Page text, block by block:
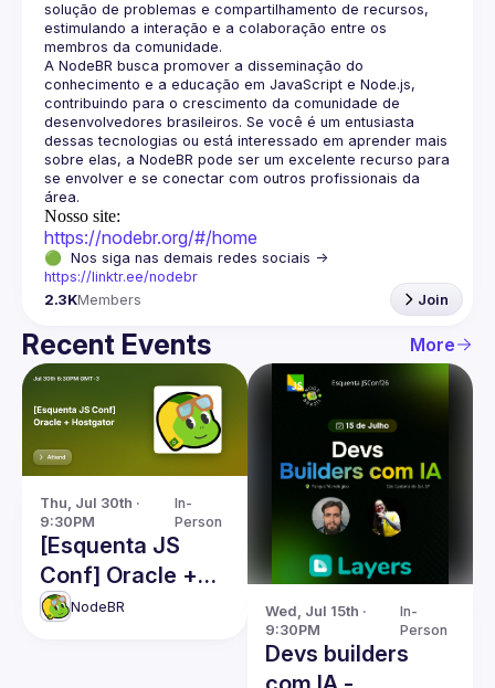
solução de problemas e compartilhamento de recursos,
estimulando a interação e a colaboração entre os
A NodeBR busca promover a disseminação do
conhecimento e a educação em JavaScript e Node.js,
contribuindo para o crescimento da comunidade de
desenvolvedores brasileiros. Se você é um entusiasta
dessas tecnologias ou está interessado em aprender mais
sobre elas, a NodeBR pode ser um excelente recurso para
se envolver e se conectar com outros profissionais da
Nosso site:
https://nodebr.org/#/home
https://linktr.ee/nodebr
2.3KMembers Join
Recent Events More
Thu, Jul 30th ·
9:30PM
In-
Person
[Esquenta JS
Conf] Oracle +
Hostgator
NodeBR
Wed, Jul 15th ·
9:30PM
In-
Person
Devs builders